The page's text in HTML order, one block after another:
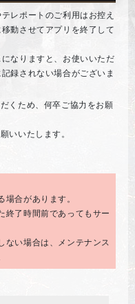
レポートのご利用はお控え
動させてアプリを終了して
なりますと、お使いいただ
録されない場合がございま
くため、何卒ご協力をお願
いいたします。
合があります。
終了時間前であってもサー
い場合は、メンテナンス